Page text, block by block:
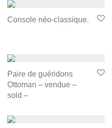
Console néo-classique.
Paire de guéridons
Ottoman – vendue –
sold –